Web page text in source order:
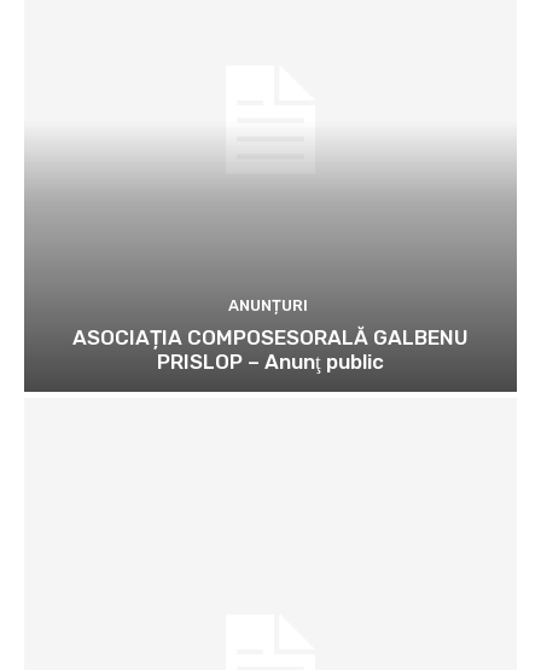
ANUNȚURI
ASOCIAȚIA COMPOSESORALĂ GALBENU
PRISLOP – Anunţ public